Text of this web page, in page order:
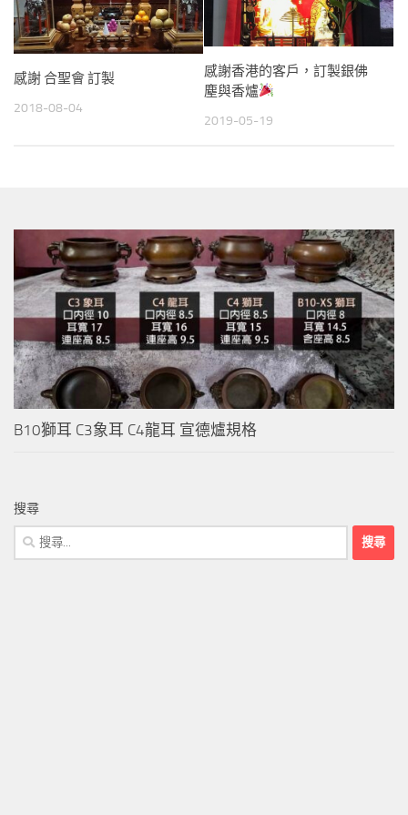
感謝 合聖會 訂製
2018-08-04
感謝香港的客戶，訂製銀佛
塵與香爐
2019-05-19
B10獅耳 C3象耳 C4龍耳 宣德爐規格
搜尋
搜
尋